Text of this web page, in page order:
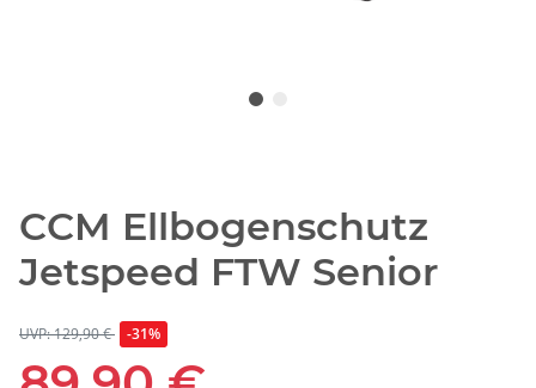
CCM Ellbogenschutz
Jetspeed FTW Senior
UVP: 129,90 € -31%